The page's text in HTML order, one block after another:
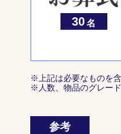
30名
※上記は必要なものを
※人数、物品のグレー
参考